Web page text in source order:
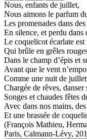
Nous, enfants de juillet,
Nous aimons le parfum
Les promenades dans
En silence, et perdu dans
Le coquelicot écarlate est
Qui brûle en grêles
Dans le champ d’épis et
Avant que le vent
Comme une nuit de
Chargée de rêves,
Songes et chaudes fêtes
Avec dans nos mains,
Et une brassée de
(François Mathieu,
Paris, Calmann-Lévy,